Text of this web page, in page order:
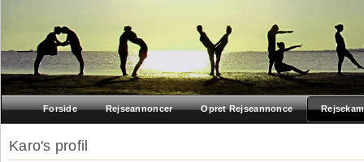
Forside Rejseannoncer Opret Rejseannonce
Karo's profil